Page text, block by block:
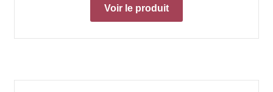
Voir le produit